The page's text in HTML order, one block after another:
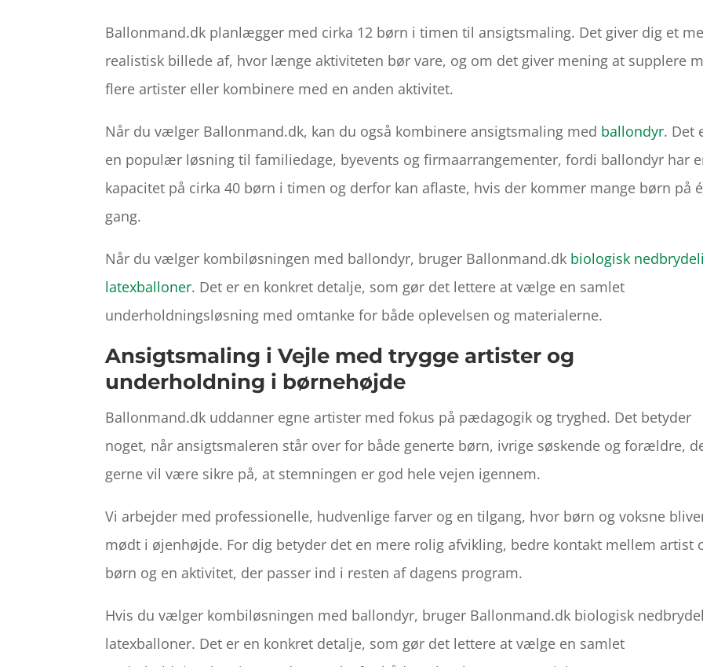
Ballonmand.dk planlægger med cirka 12 børn i timen til ansigtsmaling. Det giver dig et
realistisk billede af, hvor længe aktiviteten bør vare, og om det giver mening at supplere
flere artister eller kombinere med en anden aktivitet.
Når du vælger Ballonmand.dk, kan du også kombinere ansigtsmaling med ballondyr. Det
en populær løsning til familiedage, byevents og firmaarrangementer, fordi ballondyr har
kapacitet på cirka 40 børn i timen og derfor kan aflaste, hvis der kommer mange børn på
gang.
Når du vælger kombiløsningen med ballondyr, bruger Ballonmand.dk biologisk
latexballoner. Det er en konkret detalje, som gør det lettere at vælge en samlet
underholdningsløsning med omtanke for både oplevelsen og materialerne.
Ansigtsmaling i Vejle med trygge artister og
underholdning i børnehøjde
Ballonmand.dk uddanner egne artister med fokus på pædagogik og tryghed. Det betyder
noget, når ansigtsmaleren står over for både generte børn, ivrige søskende og forældre,
gerne vil være sikre på, at stemningen er god hele vejen igennem.
Vi arbejder med professionelle, hudvenlige farver og en tilgang, hvor børn og voksne
mødt i øjenhøjde. For dig betyder det en mere rolig afvikling, bedre kontakt mellem artist
børn og en aktivitet, der passer ind i resten af dagens program.
Hvis du vælger kombiløsningen med ballondyr, bruger Ballonmand.dk biologisk
latexballoner. Det er en konkret detalje, som gør det lettere at vælge en samlet